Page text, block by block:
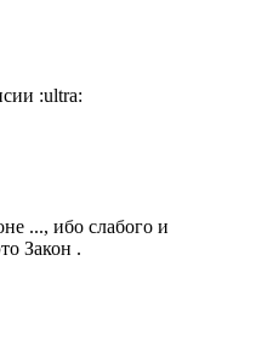
:ultra:
..., ибо слабого и
Закон .